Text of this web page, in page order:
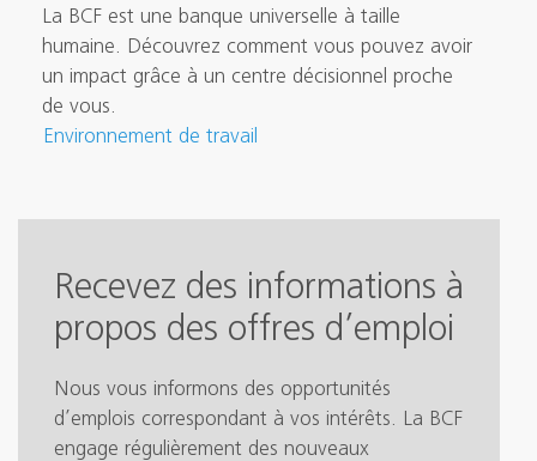
La BCF est une banque universelle à taille
humaine. Découvrez comment vous pouvez avoir
un impact grâce à un centre décisionnel proche
de vous.
Environnement de travail
Recevez des informations à
propos des offres d’emploi
Nous vous informons des opportunités
d’emplois correspondant à vos intérêts. La BCF
engage régulièrement des nouveaux